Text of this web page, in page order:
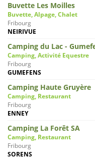
Buvette Les Moilles
Buvette, Alpage, Chalet
Fribourg
NEIRIVUE
Camping du Lac -
Camping, Activité Equestre
Fribourg
GUMEFENS
Camping Haute Gruyère
Camping, Restaurant
Fribourg
ENNEY
Camping La Forêt SA
Camping, Restaurant
Fribourg
SORENS